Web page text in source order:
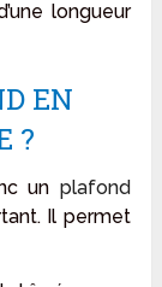
longueur
EN
?
un plafond
Il permet